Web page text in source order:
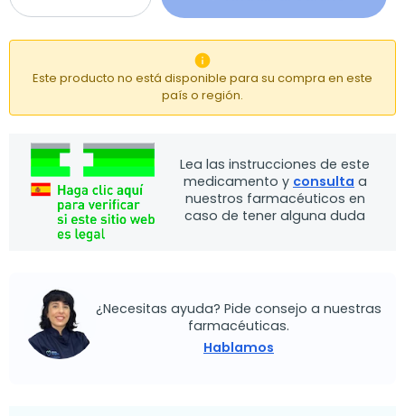

Este producto no está disponible para su compra en este
país o región.
Lea las instrucciones de este
medicamento y consulta a
nuestros farmacéuticos en
caso de tener alguna duda
¿Necesitas ayuda? Pide consejo a nuestras
farmacéuticas.
Hablamos